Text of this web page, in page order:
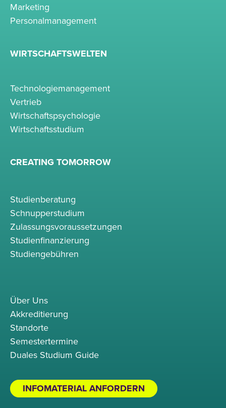
Marketing
Personalmanagement
WIRTSCHAFTSWELTEN
Technologiemanagement
Vertrieb
Wirtschaftspsychologie
Wirtschaftsstudium
CREATING TOMORROW
Studienberatung
Schnupperstudium
Zulassungsvoraussetzungen
Studienfinanzierung
Studiengebühren
Über Uns
Akkreditierung
Standorte
Semestertermine
Duales Studium Guide
INFOMATERIAL ANFORDERN